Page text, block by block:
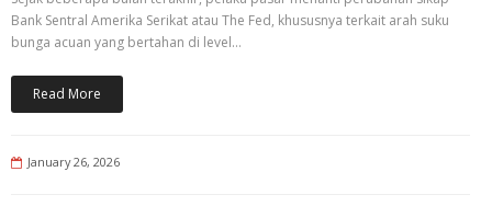
Bank Sentral Amerika Serikat atau The Fed, khususnya terkait arah suku
bunga acuan yang bertahan di level…
Read More
January 26, 2026